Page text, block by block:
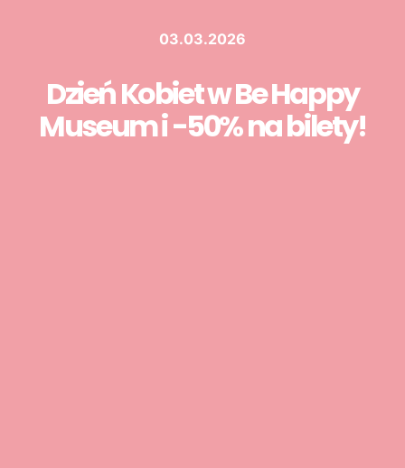
03.03.2026
Dzień Kobiet w Be Happy
Museum i -50% na bilety!